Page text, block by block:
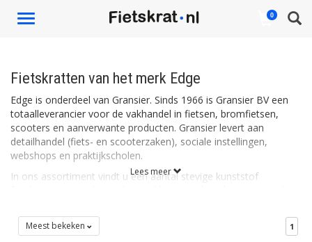
Toggle
0
Fietskratten van het merk Edge
Edge is onderdeel van Gransier. Sinds 1966 is Gransier BV een
totaalleverancier voor de vakhandel in fietsen, bromfietsen,
scooters en aanverwante producten. Gransier levert aan
detailhandel (fiets- en scooterzaken), sociale instellingen,
webshops en praktijkscholen.
In ons assortiment vindt u een aantal stevige kunststof
kleur. Het is maar net wat u aanspreekt!
Lees meer
Meest bekeken 1